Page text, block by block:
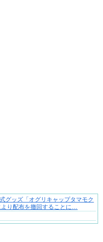
い。
グッズ「オグリキャップタマモク
り配布を撤回することに…